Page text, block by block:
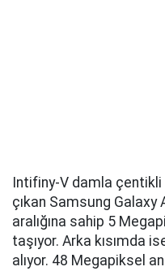
Intifiny-V damla çentikli
çıkan Samsung
aralığına sahip 5
taşıyor. Arka kısımda
alıyor. 48 Megapiksel